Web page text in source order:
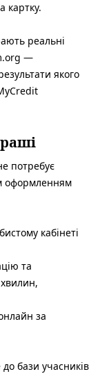
картку.
реальні
—
якого
потребує
оформленням
кабінеті
та
за
бази учасників